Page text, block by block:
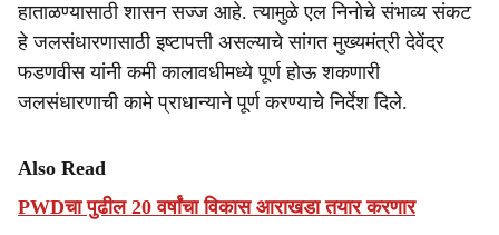
e
हाताळण्यासाठी शासन सज्ज आहे. त्यामुळे एल निनोचे संभाव्य संकट
हे जलसंधारणासाठी इष्टापत्ती असल्याचे सांगत मुख्यमंत्री देवेंद्र
फडणवीस यांनी कमी कालावधीमध्ये पूर्ण होऊ शकणारी
जलसंधारणाची कामे प्राधान्याने पूर्ण करण्याचे निर्देश दिले.
Also Read
PWDचा पुढील 20 वर्षांचा विकास आराखडा तयार करणार